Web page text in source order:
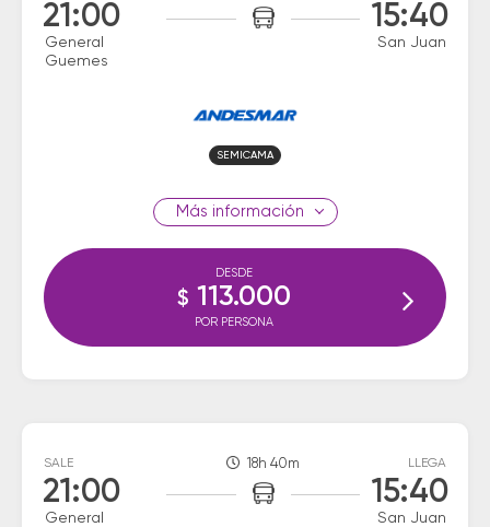
21:00
General
Guemes
15:40
San Juan
SEMICAMA
información
DESDE
$ 113.000
POR PERSONA
SALE
21:00
General
18h 40m LLEGA
15:40
San Juan